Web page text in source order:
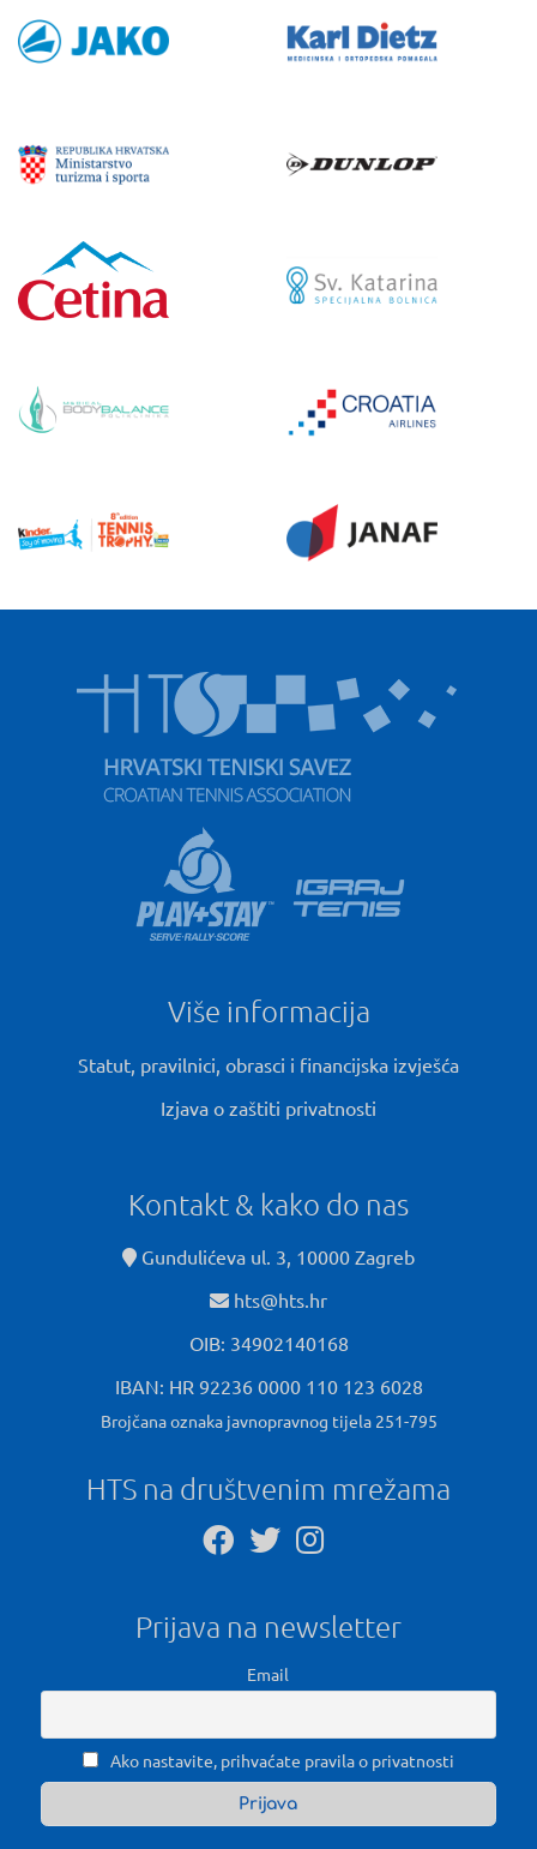
Više informacija
Statut, pravilnici, obrasci i financijska izvješća
Izjava o zaštiti privatnosti
Kontakt & kako do nas
Gundulićeva ul. 3, 10000 Zagreb
hts@hts.hr
OIB: 34902140168
IBAN: HR 92236 0000 110 123 6028
Brojčana oznaka javnopravnog tijela 251-795
HTS na društvenim mrežama
Prijava na newsletter
Email
Ako nastavite, prihvaćate pravila o privatnosti